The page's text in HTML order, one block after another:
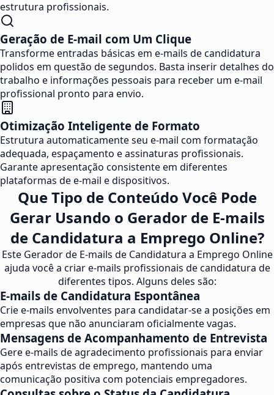
estrutura profissionais.
Geração de E-mail com Um Clique
Transforme entradas básicas em e-mails de candidatura
polidos em questão de segundos. Basta inserir detalhes do
trabalho e informações pessoais para receber um e-mail
profissional pronto para envio.
Otimização Inteligente de Formato
Estrutura automaticamente seu e-mail com formatação
adequada, espaçamento e assinaturas profissionais.
Garante apresentação consistente em diferentes
plataformas de e-mail e dispositivos.
Que Tipo de Conteúdo Você Pode
Gerar Usando o Gerador de E-mails
de Candidatura a Emprego Online?
Este Gerador de E-mails de Candidatura a Emprego Online
ajuda você a criar e-mails profissionais de candidatura de
diferentes tipos. Alguns deles são:
E-mails de Candidatura Espontânea
Crie e-mails envolventes para candidatar-se a posições em
empresas que não anunciaram oficialmente vagas.
Mensagens de Acompanhamento de Entrevista
Gere e-mails de agradecimento profissionais para enviar
após entrevistas de emprego, mantendo uma
comunicação positiva com potenciais empregadores.